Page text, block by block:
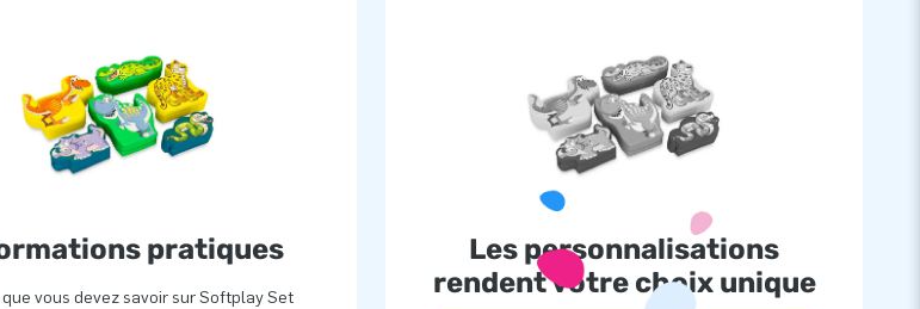
pratiques
vous devez savoir sur Softplay Set
Les personnalisations
rendent votre choix unique